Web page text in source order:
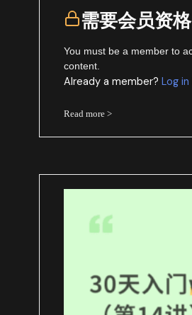
需要会员资格
You must be a member to
content.
Already a member?Log
Read more >